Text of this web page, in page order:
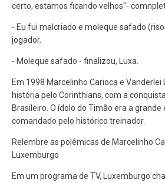
certo, estamos ficando velhos"-
- Eu fui malcriado e moleque safado
jogador.
- Moleque safado - finalizou, Luxa.
Em 1998 Marcelinho Carioca e
história pelo Corinthians, com a
Brasileiro. O ídolo do Timão era a grande
comandado pelo histórico treinador.
Relembre as polêmicas de Marcelinho
Luxemburgo
Em um programa de TV, Luxemburgo